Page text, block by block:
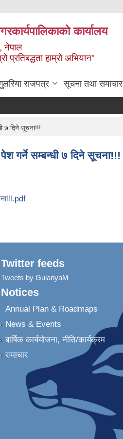
कार्यालय
नेपाल
प्रतिबद्धता हाम्रो अभियान"
राजपत्र सूचना तथा समाचार
७ दिने सूचना!!!
गर्ने सम्बन्धी ७ दिने सूचना!!!
Twitter feeds
Tweets by GulariyaM
Notices
Annual Plan & Roadmaps
News & Events
बार्षिक कार्ययोजना, नीति/कार्यक्रम
समाचार